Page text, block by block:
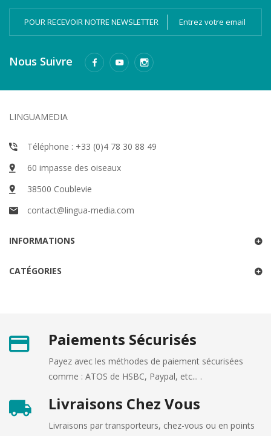
POUR RECEVOIR NOTRE NEWSLETTER
Nous Suivre
LINGUAMEDIA
Téléphone : +33 (0)4 78 30 88 49
60 impasse des oiseaux
38500 Coublevie
contact@lingua-media.com
INFORMATIONS
CATÉGORIES
Paiements Sécurisés
Payez avec les méthodes de paiement sécurisées
comme : ATOS de HSBC, Paypal, etc... .
Livraisons Chez Vous
Livraisons par transporteurs, chez-vous ou en points